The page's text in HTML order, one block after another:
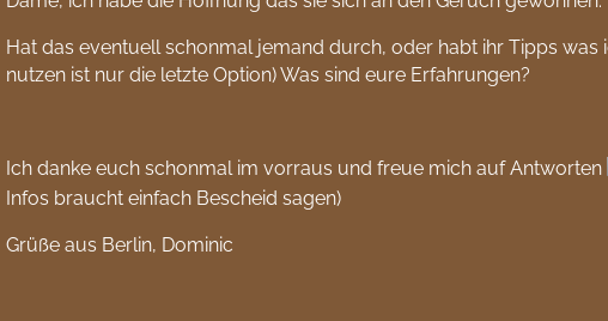
Hat das eventuell schonmal jemand durch, oder habt ihr Tipps was
nutzen ist nur die letzte Option) Was sind eure Erfahrungen?
Ich danke euch schonmal im vorraus und freue mich auf Antworten
Infos braucht einfach Bescheid sagen)
Grüße aus Berlin, Dominic